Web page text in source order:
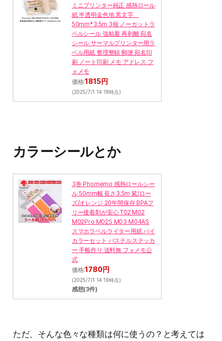
ミニプリンター純正 感熱ロール
紙 半透明金色地 黒文字
50mm*3.5m 3個 ノーカットラ
ベルシール 強粘着 再剥離 宛名
シール サーマルプリンター用ラ
ベル用紙 整理整頓 郵便 宛名印
刷 ノート印刷 メモ アドレス フ
ォメモ
価格:1815円
(2025/7/1 14:18時点)
カラーシールとか
3巻 Phomemo 感熱ロールシー
ル 50mm幅 長さ3.5m 紫/ロー
ズ/オレンジ 20年間保存 BPAフ
リー接着剤が安心 T02 M02
M02Pro M02S M03 M04AS
スマホラベルライター用紙 バイ
カラーセット パステルステッカ
ー 手帳作り 送料無 フォメモ公
式
価格:1780円
(2025/7/1 14:19時点)
感想(3件)
ただ、そんな色々な種類は何に使うの？と考えては